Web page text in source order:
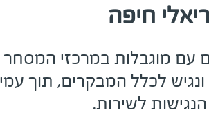
חיפה
עם מוגבלות במרכזי
לכלל המבקרים, תוך
לשירות.